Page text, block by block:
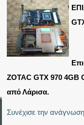
ZOTAC GTX 970 4GB
από Λάρισα.
Συνέχισε την ανάγνωση